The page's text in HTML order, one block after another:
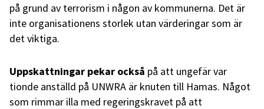
på grund av terrorism i någon av kommunerna. Det är
inte organisationens storlek utan värderingar som är
det viktiga.
Uppskattningar pekar också på att ungefär var
tionde anställd på UNWRA är knuten till Hamas. Något
som rimmar illa med regeringskravet på att